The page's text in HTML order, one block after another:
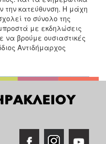
την κατεύθυνση. Η μάχη
το σύνολο της
με εκδηλώσεις
να βρούμε ουσιαστικές
Αντιδήμαρχος